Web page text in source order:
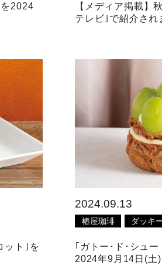
2024
【メディア掲載】
テレビ｣で紹介され
ット｣を
2024.09.13
椿屋珈琲 ダッキ
｢ガトー･ド･シュ
2024年9月14日(土